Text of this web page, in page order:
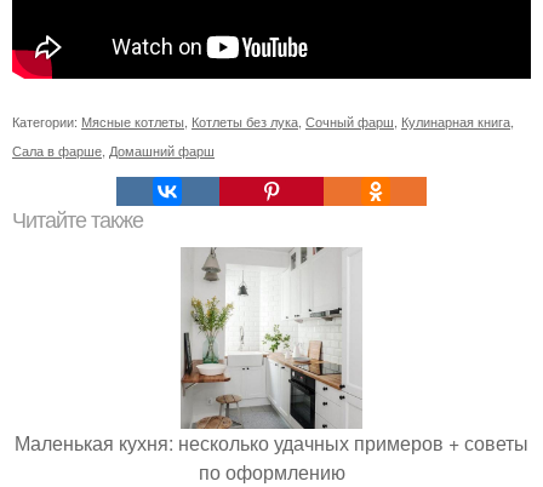
Категории: Мясные котлеты Котлеты без лука Сочный фарш Кулинарная книга
Сала в фарше Домашний фарш
Читайте также
Маленькая кухня: несколько удачных примеров + советы
по оформлению